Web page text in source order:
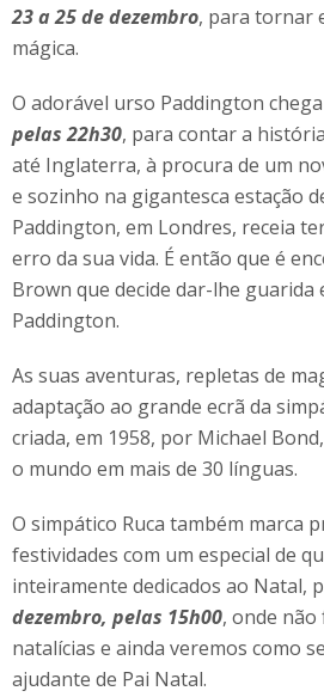
23 a 25 de dezembro, para tornar
mágica.
O adorável urso Paddington
pelas 22h30, para contar a
até Inglaterra, à procura de um
e sozinho na gigantesca estação
Paddington, em Londres, receia
erro da sua vida. É então que é
Brown que decide dar-lhe guarida
Paddington.
As suas aventuras, repletas de
adaptação ao grande ecrã da
criada, em 1958, por Michael
o mundo em mais de 30 línguas.
O simpático Ruca também marca
festividades com um especial de
inteiramente dedicados ao Natal,
dezembro, pelas 15h00, onde
natalícias e ainda veremos como
ajudante de Pai Natal.